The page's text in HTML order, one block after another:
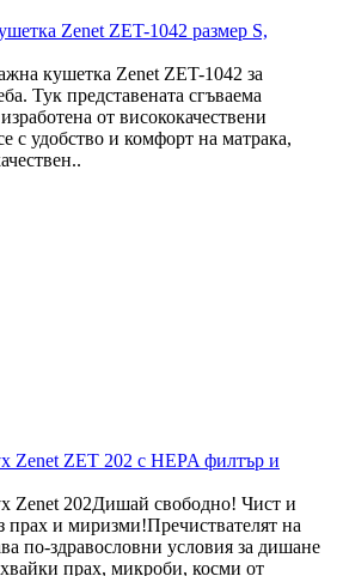
Zenet ZET-1042 размер S,
кушетка Zenet ZET-1042 за
Тук представената сгъваема
от висококачествени
с удобство и комфорт на матрака,
Zenet ZET 202 с HEPA филтър и
Zenet 202Дишай свободно! Чист и
прах и миризми!Пречиствателят на
по-здравословни условия за дишане
прах, микроби, косми от